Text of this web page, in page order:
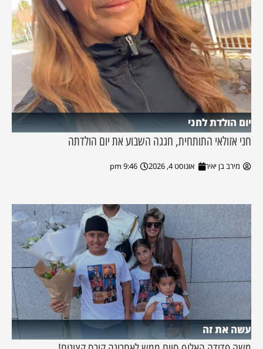
יום הולדת לחני
חני אזולאי התותחית, חגגה השבוע את יום הולדתה
מירב בן יאיר אוגוסט 4, 2026 9:46 pm
עשה את זה